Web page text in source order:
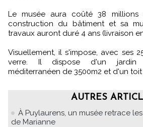
Le musée aura coûté 38 millions
construction du bâtiment et sa
travaux auront duré 4 ans (livraison
Visuellement, il s'impose, avec ses
verre. Il dispose d'un jardin
méditerranéen de 3500m2 et d'un
AUTRES
À Puylaurens, un musée retrace
de Marianne